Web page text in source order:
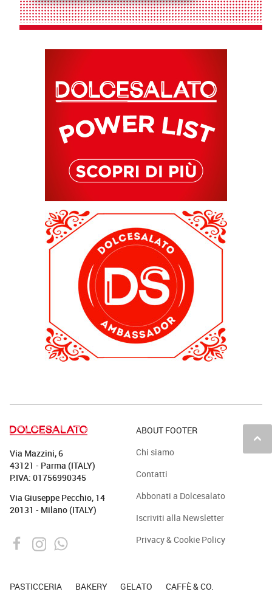
keyboard_arrow_up
Via Mazzini, 6
43121 - Parma (ITALY)
P.IVA: 01756990345
Via Giuseppe Pecchio, 14
20131 - Milano (ITALY)
ABOUT FOOTER
Chi siamo
Contatti
Abbonati a Dolcesalato
Iscriviti alla Newsletter
Privacy & Cookie Policy
PASTICCERIA BAKERY GELATO CAFFÈ & CO.